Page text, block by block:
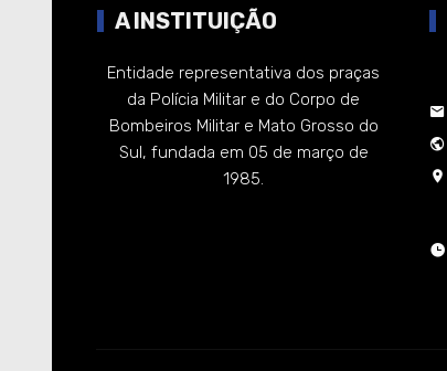
A INSTITUIÇÃO
Entidade representativa dos praças
da Polícia Militar e do Corpo de
Bombeiros Militar e Mato Grosso do
Sul, fundada em 05 de março de
1985.